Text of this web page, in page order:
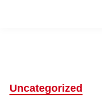
Uncategorized